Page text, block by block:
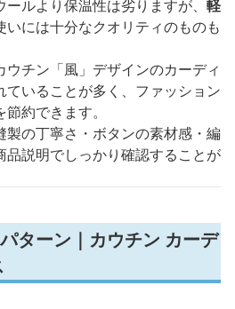
ルより保温性は劣りますが、 軽
いには十分なクオリティのものも
チン「風」デザインのカーディ
ていることが多く、ファッション
約できます。
製の丁寧さ・ボタンの素材感・編
品説明でしっかり確認することが
ターン｜カウチン カーデ